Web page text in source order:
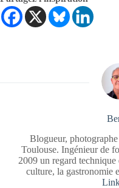
Blogueur,
Toulouse. Ingénieur de
2009 un regard
culture, la gastronomie